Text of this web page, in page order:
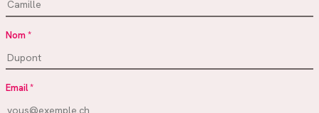
Nom *
Email *